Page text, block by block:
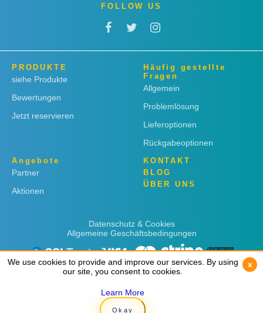
FOLLOW US
PRODUKTE
siehe Produkte
Bewertungen
Jetzt reservieren
Häufig gestellte
Fragen
Allgemein
Problemlösung
Lieferoptionen
Rückgabeoptionen
Angebote
Partner
Aktionen
KONTAKT
BLOG
ÜBER UNS
Datenschutz & Cookies
Allgemeine Geschäftsbedingungen
Copyright © 2019 Rent 'n Connect
We use cookies to provide and improve our services. By using
our site, you consent to cookies.
Learn More
Okay
x
We use cookies to provide and improve our services. By using
our site, you consent to cookies.
Learn More
Okay
x